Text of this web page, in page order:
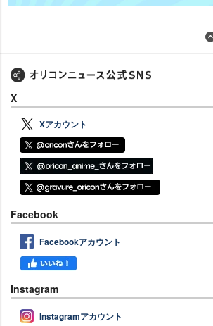
X
Xアカウント
Facebook
Facebookアカウント
Instagram
Instagramアカウント